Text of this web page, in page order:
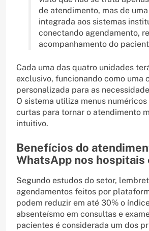
de atendimento, mas de
integrada aos sistemas
conectando agendamento,
acompanhamento do
Cada uma das quatro unidades
exclusivo, funcionando como uma
personalizada para as
O sistema utiliza menus
curtas para tornar o atendimento
intuitivo.
Benefícios do
WhatsApp nos hospitais
Segundo estudos do setor,
agendamentos feitos por
podem reduzir em até 30% o
absenteísmo em consultas e
pacientes é considerada um dos